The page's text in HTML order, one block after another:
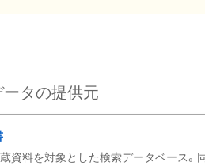
ータの提供元
資料を対象とした検索データベース。